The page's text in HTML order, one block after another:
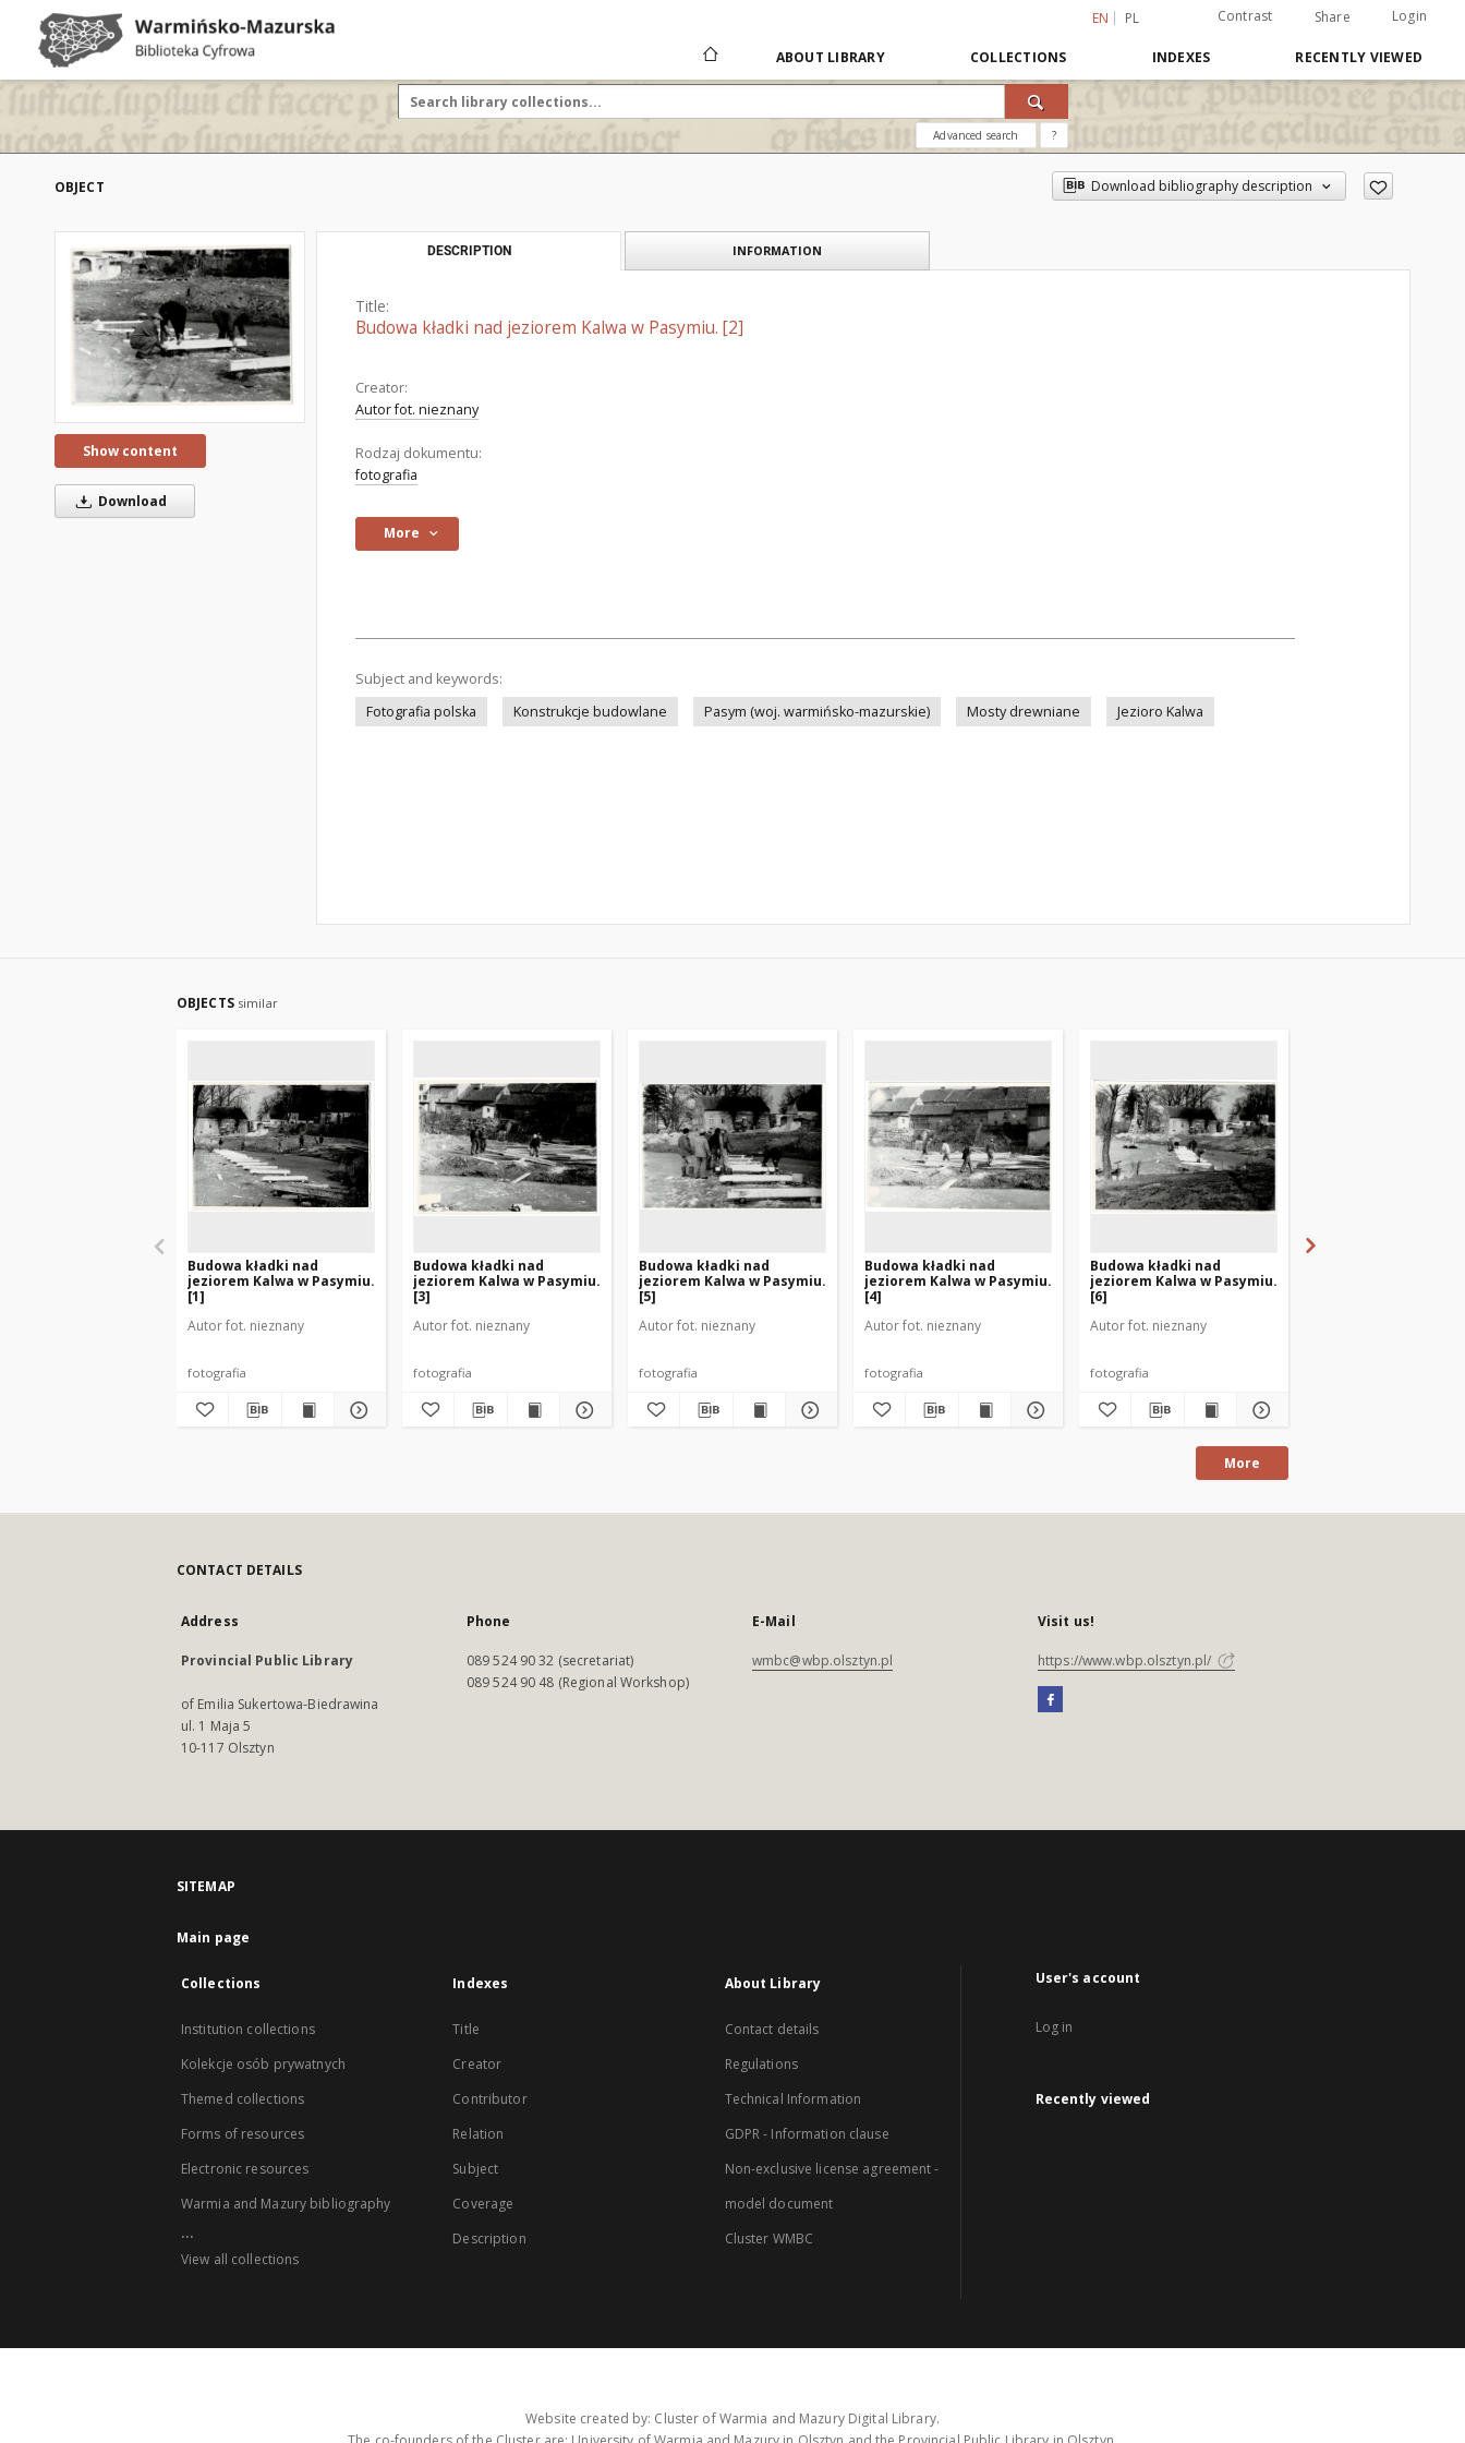
EN PL Contrast Share Login
ABOUT LIBRARY COLLECTIONS INDEXES RECENTLY VIEWED
Advanced search ?
OBJECT Download bibliography description
Show content
Download
DESCRIPTION INFORMATION
Title:
Budowa kładki nad jeziorem Kalwa w Pasymiu. [2]
Creator:
Autor fot. nieznany
Rodzaj dokumentu:
fotografia
More
Subject and keywords:
Fotografia polska
Konstrukcje budowlane Pasym (woj. warmińsko-mazurskie) Mosty drewniane Jezioro Kalwa
OBJECTS similar
Budowa kładki nad
jeziorem Kalwa w Pasymiu.
[1]
Autor fot. nieznany
fotografia
Budowa kładki nad
jeziorem Kalwa w Pasymiu.
[3]
Autor fot. nieznany
fotografia
Budowa kładki nad
jeziorem Kalwa w Pasymiu.
[5]
Autor fot. nieznany
fotografia
Budowa kładki nad
jeziorem Kalwa w Pasymiu.
[4]
Autor fot. nieznany
fotografia
Budowa kładki nad
jeziorem Kalwa w Pasymiu.
[6]
Autor fot. nieznany
fotografia
More
CONTACT DETAILS
Address
Provincial Public Library
of Emilia Sukertowa-Biedrawina
ul. 1 Maja 5
10-117 Olsztyn
Phone
089 524 90 32 (secretariat)
089 524 90 48 (Regional Workshop)
E-Mail
wmbc@wbp.olsztyn.pl
Visit us!
https://www.wbp.olsztyn.pl/
SITEMAP
Main page
Collections
Institution collections
Kolekcje osób prywatnych
Themed collections
Forms of resources
Electronic resources
Warmia and Mazury bibliography
...
View all collections
Indexes
Title
Creator
Contributor
Relation
Subject
Coverage
Description
About Library
Contact details
Regulations
Technical Information
GDPR - Information clause
Non-exclusive license agreement -
model document
Cluster WMBC
User's account
Log in
Recently viewed
Website created by: Cluster of Warmia and Mazury Digital Library.